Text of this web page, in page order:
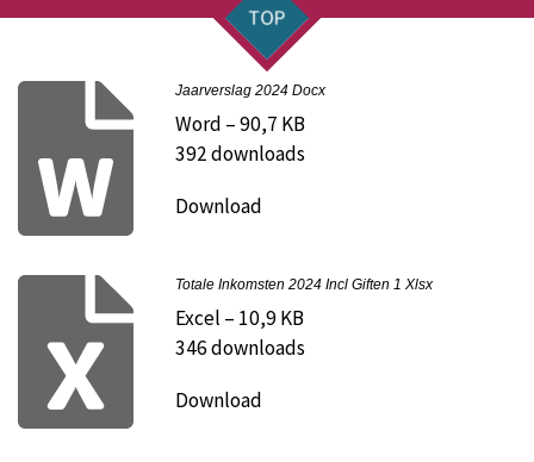
TOP
Jaarverslag 2024 Docx
Word – 90,7 KB
392 downloads
Download
Totale Inkomsten 2024 Incl Giften 1 Xlsx
Excel – 10,9 KB
346 downloads
Download